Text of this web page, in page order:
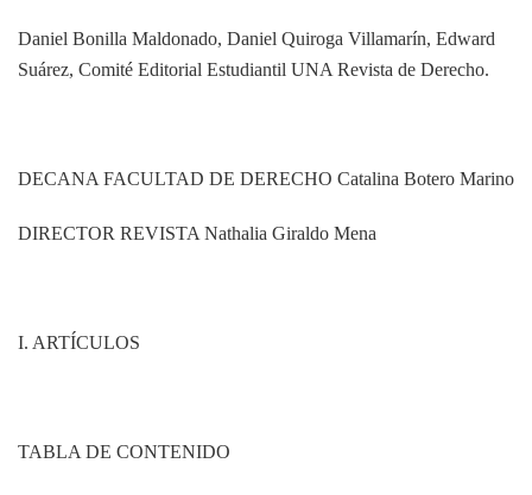
Daniel Bonilla Maldonado, Daniel Quiroga Villamarín, Edward
Suárez, Comité Editorial Estudiantil UNA Revista de Derecho.
DECANA FACULTAD DE DERECHO Catalina Botero Marino
DIRECTOR REVISTA Nathalia Giraldo Mena
I. ARTÍCULOS
TABLA DE CONTENIDO